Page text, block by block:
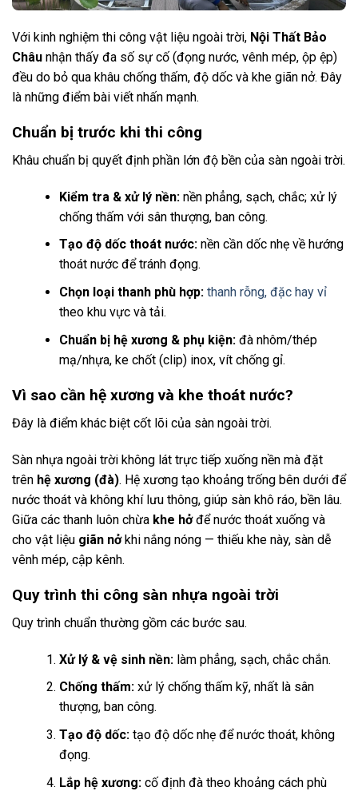
Với kinh nghiệm thi công vật liệu ngoài trời, Nội Thất Bảo
Châu nhận thấy đa số sự cố (đọng nước, vênh mép, ộp ệp)
đều do bỏ qua khâu chống thấm, độ dốc và khe giãn nở. Đây
là những điểm bài viết nhấn mạnh.
Chuẩn bị trước khi thi công
Khâu chuẩn bị quyết định phần lớn độ bền của sàn ngoài trời.
Kiểm tra & xử lý nền:nền phẳng, sạch, chắc; xử lý
chống thấm với sân thượng, ban công.
Tạo độ dốc thoát nước:nền cần dốc nhẹ về hướng
thoát nước để tránh đọng.
Chọn loại thanh phù hợp: thanh rỗng, đặc hay vỉ
theo khu vực và tải.
Chuẩn bị hệ xương & phụ kiện:đà nhôm/thép
mạ/nhựa, ke chốt (clip) inox, vít chống gỉ.
Vì sao cần hệ xương và khe thoát nước?
Đây là điểm khác biệt cốt lõi của sàn ngoài trời.
Sàn nhựa ngoài trời không lát trực tiếp xuống nền mà đặt
trên hệ xương (đà). Hệ xương tạo khoảng trống bên dưới để
nước thoát và không khí lưu thông, giúp sàn khô ráo, bền lâu.
Giữa các thanh luôn chừa khe hởđể nước thoát xuống và
cho vật liệu giãn nởkhi nắng nóng — thiếu khe này, sàn dễ
vênh mép, cập kênh.
Quy trình thi công sàn nhựa ngoài trời
Quy trình chuẩn thường gồm các bước sau.
Xử lý & vệ sinh nền:làm phẳng, sạch, chắc chắn.
Chống thấm:xử lý chống thấm kỹ, nhất là sân
thượng, ban công.
Tạo độ dốc:tạo độ dốc nhẹ để nước thoát, không
đọng.
Lắp hệ xương:cố định đà theo khoảng cách phù